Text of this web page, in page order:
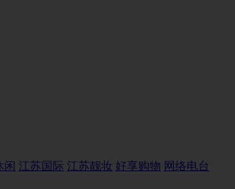
闲 江苏国际 江苏靓妆 好享购物 网络电台